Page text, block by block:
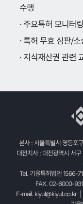
수행
· 주요특허 모니터
· 특허 무효 심판/
· 지식재산권 관련
본사 : 서울특별시 영등포
대전지사 : 대전광역시 서
Tel. 기율특허법인 1566-
FAX. 02-6000-
E-mail. kiyul@kiyul.co.kr|